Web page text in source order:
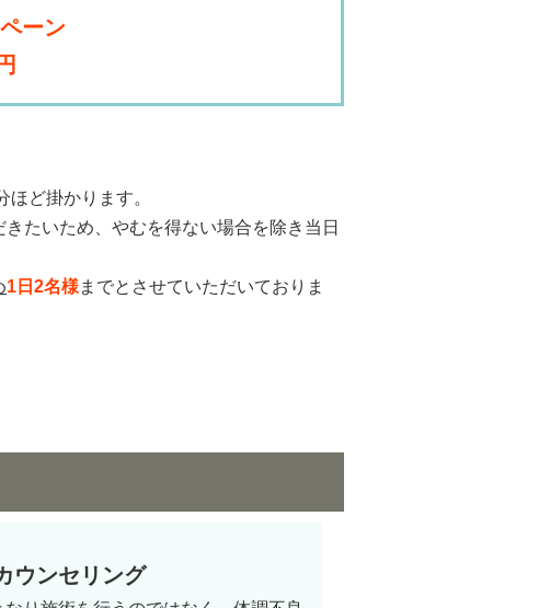
ーン
ど掛かります。
たいため、やむを得ない場合を除き当日
1日2名様までとさせていただいておりま
ウンセリング